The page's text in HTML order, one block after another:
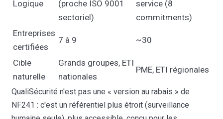
Logique
(proche ISO 9001
sectoriel)
service (8
commitments)
Entreprises
certifiées
7 à 9 ~30
Cible
naturelle
Grands groupes, ETI
nationales
PME, ETI régionales
QualiSécurité n'est pas une « version au rabais » de
NF241 : c'est un référentiel plus étroit (surveillance